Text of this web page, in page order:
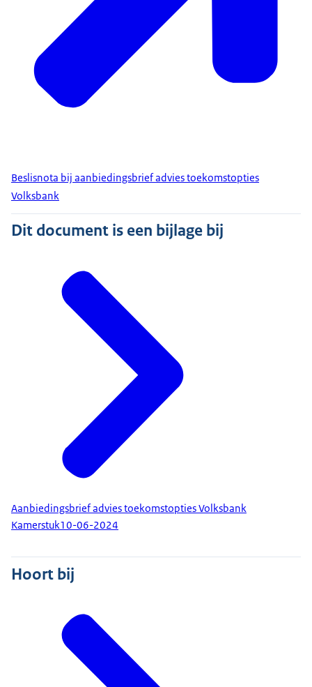
Beslisnota bij aanbiedingsbrief advies toekomstopties
Volksbank
Dit document is een bijlage bij
Aanbiedingsbrief advies toekomstopties Volksbank
Kamerstuk10-06-2024
Hoort bij